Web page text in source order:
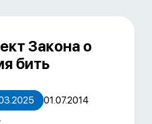
Закона о
бить
01.07.2014